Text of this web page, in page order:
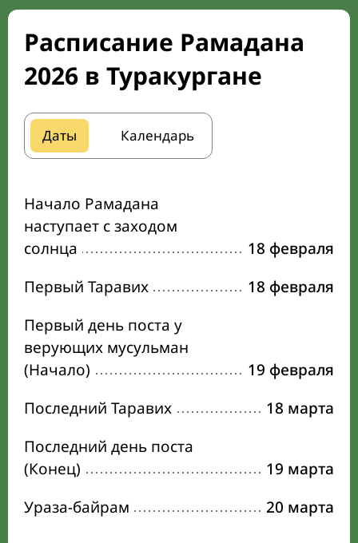
Расписание Рамадана
2026 в Туракургане
Даты Календарь
Начало Рамадана
наступает с заходом
солнца
18 февраля
Первый Таравих
18 февраля
Первый день поста у
верующих мусульман
(Начало)
19 февраля
Последний Таравих
18 марта
Последний день поста
(Конец)
19 марта
Ураза-байрам
20 марта